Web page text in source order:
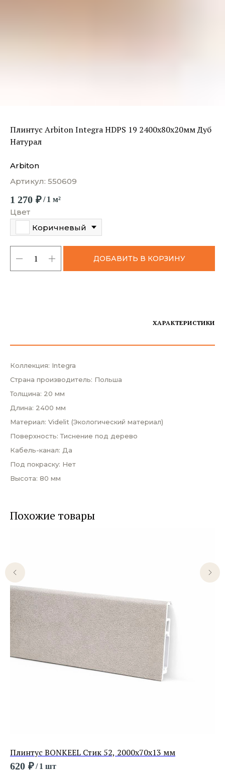
Плинтус Arbiton Integra HDPS 19 2400х80х20мм Дуб
Натурал
Arbiton
Артикул: 550609
1 270 ₽/ 1 м²
Цвет
Коричневый
ДОБАВИТЬ В КОРЗИНУ
ХАРАКТЕРИСТИКИ
Коллекция: Integra
Страна производитель: Польша
Толщина: 20 мм
Длина: 2400 мм
Материал: Videlit (Экологический материал)
Поверхность: Тиснение под дерево
Кабель-канал: Да
Под покраску: Нет
Высота: 80 мм
Похожие товары
Плинтус BONKEEL Стик 52, 2000х70х13 мм
620 ₽/ 1 шт